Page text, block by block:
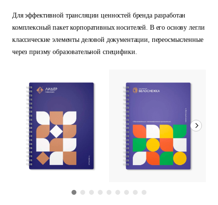
Для эффективной трансляции ценностей бренда разработан
комплексный пакет корпоративных носителей. В его основу легли
классические элементы деловой документации, переосмысленные
через призму образовательной специфики.